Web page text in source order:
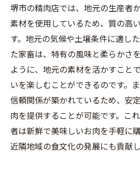
地域限定販売による特別
流通の最適化で価格に還
配送コスト削減による価
堺市の精肉店で発見！良質な
精肉店での買い物の楽し
専門スタッフがすすめる
新鮮さを求めるなら精肉
家庭での料理の幅が広が
堺市の精肉店では、地元の生産者
素材を使用しているため、質の高
す。地元の気候や土壌条件に適し
た家畜は、特有の風味と柔らかさ
ように、地元の素材を活かすこと
いを楽しむことができるのです。
信頼関係が築かれているため、安
肉を提供することが可能です。こ
者は新鮮で美味しいお肉を手軽に
近隣地域の食文化の発展にも貢献し